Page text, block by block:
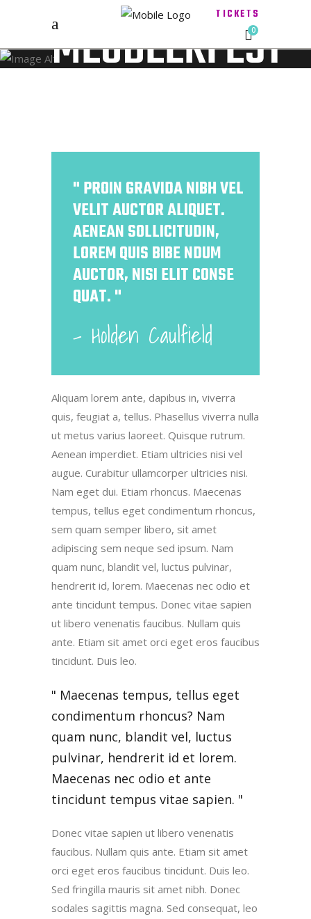
TICKETS
0
MEGBEERFEST
PROIN GRAVIDA NIBH VEL
VELIT AUCTOR ALIQUET.
AENEAN SOLLICITUDIN,
LOREM QUIS BIBE NDUM
AUCTOR, NISI ELIT CONSE
QUAT.
- Holden Caulfield
Aliquam lorem ante, dapibus in, viverra
quis, feugiat a, tellus. Phasellus viverra nulla
ut metus varius laoreet. Quisque rutrum.
Aenean imperdiet. Etiam ultricies nisi vel
augue. Curabitur ullamcorper ultricies nisi.
Nam eget dui. Etiam rhoncus. Maecenas
tempus, tellus eget condimentum rhoncus,
sem quam semper libero, sit amet
adipiscing sem neque sed ipsum. Nam
quam nunc, blandit vel, luctus pulvinar,
hendrerit id, lorem. Maecenas nec odio et
ante tincidunt tempus. Donec vitae sapien
ut libero venenatis faucibus. Nullam quis
ante. Etiam sit amet orci eget eros faucibus
tincidunt. Duis leo.
Maecenas tempus, tellus eget
condimentum rhoncus? Nam
quam nunc, blandit vel, luctus
pulvinar, hendrerit id et lorem.
Maecenas nec odio et ante
tincidunt tempus vitae sapien.
Donec vitae sapien ut libero venenatis
faucibus. Nullam quis ante. Etiam sit amet
orci eget eros faucibus tincidunt. Duis leo.
Sed fringilla mauris sit amet nibh. Donec
sodales sagittis magna. Sed consequat, leo